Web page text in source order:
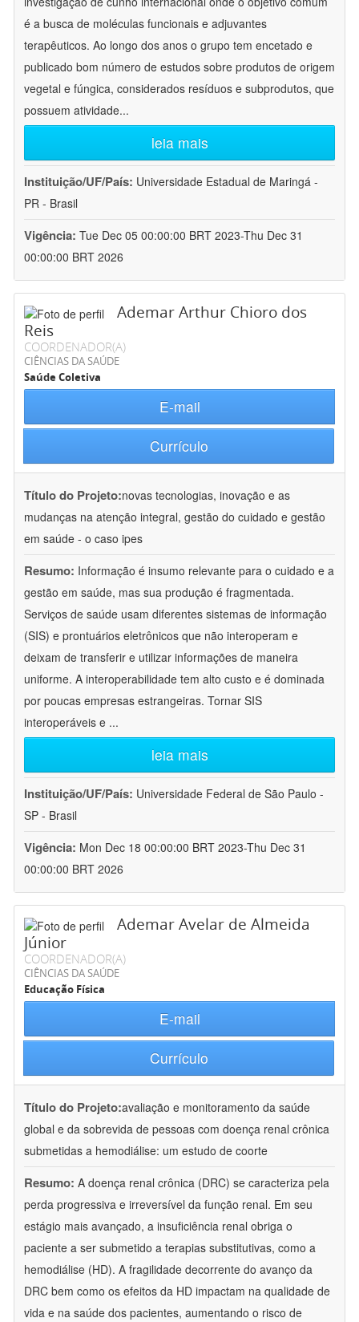
é a busca de moléculas funcionais e adjuvantes
terapêuticos. Ao longo dos anos o grupo tem encetado e
publicado bom número de estudos sobre produtos de origem
vegetal e fúngica, considerados resíduos e subprodutos, que
possuem atividade...
leia mais
Instituição/UF/País: Universidade Estadual de Maringá -
PR - Brasil
Vigência: Tue Dec 05 00:00:00 BRT 2023-Thu Dec 31
00:00:00 BRT 2026
Ademar Arthur Chioro dos
Reis
COORDENADOR(A)
CIÊNCIAS DA SAÚDE
Saúde Coletiva
E-mail
Currículo
Título do Projeto:novas tecnologias, inovação e as
mudanças na atenção integral, gestão do cuidado e gestão
em saúde - o caso ipes
Resumo: Informação é insumo relevante para o cuidado e a
gestão em saúde, mas sua produção é fragmentada.
Serviços de saúde usam diferentes sistemas de informação
(SIS) e prontuários eletrônicos que não interoperam e
deixam de transferir e utilizar informações de maneira
uniforme. A interoperabilidade tem alto custo e é dominada
por poucas empresas estrangeiras. Tornar SIS
interoperáveis e ...
leia mais
Instituição/UF/País: Universidade Federal de São Paulo -
SP - Brasil
Vigência: Mon Dec 18 00:00:00 BRT 2023-Thu Dec 31
00:00:00 BRT 2026
Ademar Avelar de Almeida
Júnior
COORDENADOR(A)
CIÊNCIAS DA SAÚDE
Educação Física
E-mail
Currículo
Título do Projeto:avaliação e monitoramento da saúde
global e da sobrevida de pessoas com doença renal crônica
submetidas a hemodiálise: um estudo de coorte
Resumo: A doença renal crônica (DRC) se caracteriza pela
perda progressiva e irreversível da função renal. Em seu
estágio mais avançado, a insuficiência renal obriga o
paciente a ser submetido a terapias substitutivas, como a
hemodiálise (HD). A fragilidade decorrente do avanço da
DRC bem como os efeitos da HD impactam na qualidade de
vida e na saúde dos pacientes, aumentando o risco de